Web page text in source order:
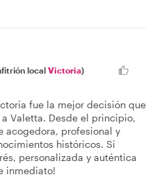
local Victoria)
fue la mejor decisión que
Valetta. Desde el principio,
acogedora, profesional y
históricos. Si
personalizada y auténtica
inmediato!